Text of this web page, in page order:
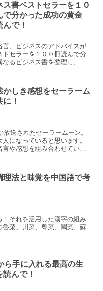
ス書ベストセラーを１０
で分かった成功の黄金
んで！
言、ビジネスのアドバイスが
セラーを１００冊読んで分
るビジネス書を整理し、黄
かしき感想をセーラーム
に！
送されたセーラームーン。
になっていると思います。
や感想を組み合わせていく
理法と味覚を中国語で考
それを活用した漢字の組み
菜、川菜、粤菜、閩菜、蘇
ら手に入れる最高の生
読んで！